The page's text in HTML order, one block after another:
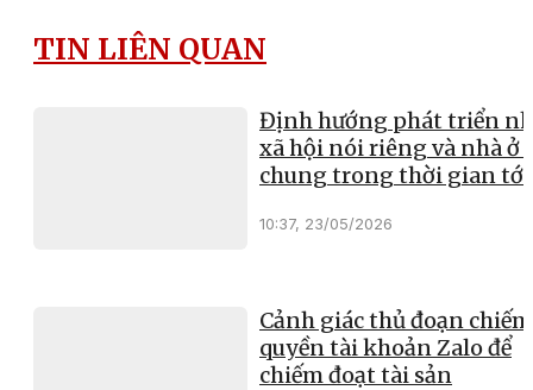
TIN LIÊN QUAN
Định hướng phát triển
xã hội nói riêng và nhà ở
chung trong thời gian tới
10:37, 23/05/2026
Cảnh giác thủ đoạn chiếm
quyền tài khoản Zalo để
chiếm đoạt tài sản